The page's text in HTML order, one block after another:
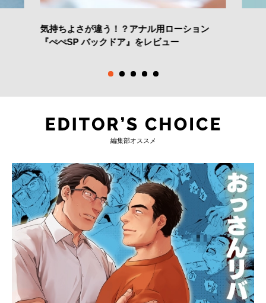
気持ちよさが違う！？アナル用ローション
『ぺぺSP バックドア』をレビュー
編集部オススメ